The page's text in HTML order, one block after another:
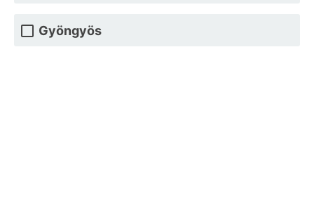
Gyöngyös